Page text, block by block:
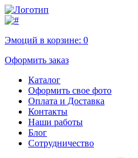
Эмоций в корзине: 0
Оформить заказ
Каталог
Оформить свое фото
Оплата и Доставка
Контакты
Наши работы
Блог
Сотрудничество